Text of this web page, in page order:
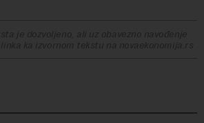
je dozvoljeno, ali uz obavezno navođenje
ka izvornom tekstu na novaekonomija.rs